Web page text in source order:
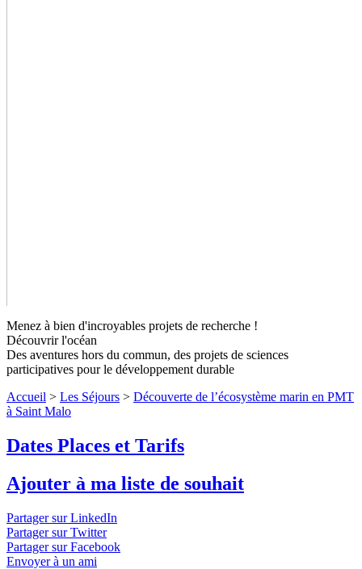
Découverte de l’écosystème marin en
PMT à Saint Malo
Muni de vos palmes, masque et tuba (PMT), vous sillonnez la
marins en snorkeling. Depuis la surface de l'eau, vous
découvrez le monde marin quelques mètres plus bas, ainsi que
végétaux et coraux... Vous aurez aussi l'occasion de voir ces
mêmes endroits, en marchant, à marée basse.
détaillé plus bas ↓ Niveaux 1 et 2
Menez à bien d'incroyables projets de recherche !
Découvrir l'océan
Des aventures hors du commun, des projets de sciences
participatives pour le développement durable
Accueil > Les Séjours > Découverte de l’écosystème marin en PMT
à Saint Malo
Dates Places et Tarifs
Ajouter à ma liste de souhait
Partager sur LinkedIn
Partager sur Twitter
Partager sur Facebook
Envoyer à un ami